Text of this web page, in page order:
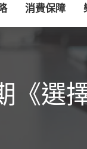
消費保障
《選